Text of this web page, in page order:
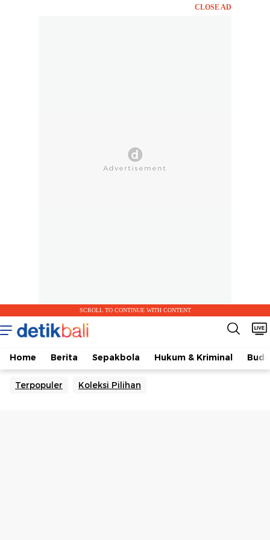
CLOSE AD
SCROLL TO CONTINUE WITH CONTENT
Home Berita Sepakbola Hukum & Kriminal
Terpopuler Koleksi Pilihan